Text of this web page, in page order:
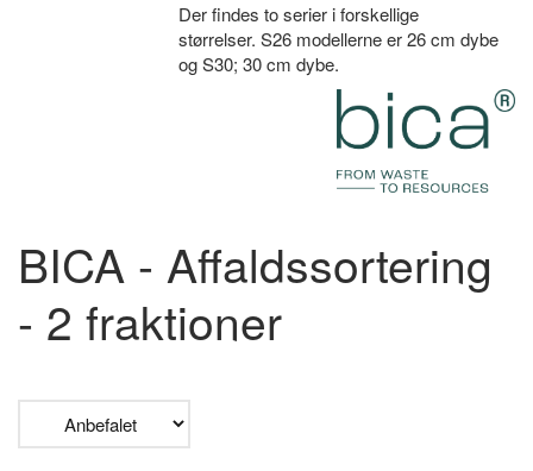
Der findes to serier i forskellige
størrelser. S26 modellerne er 26 cm dybe
og S30; 30 cm dybe.
BICA - Affaldssortering
- 2 fraktioner